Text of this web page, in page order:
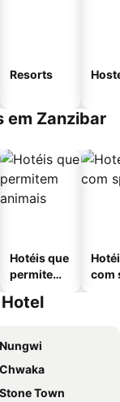
Resorts
em Zanzibar
Hotéis que
permitem
com
Town